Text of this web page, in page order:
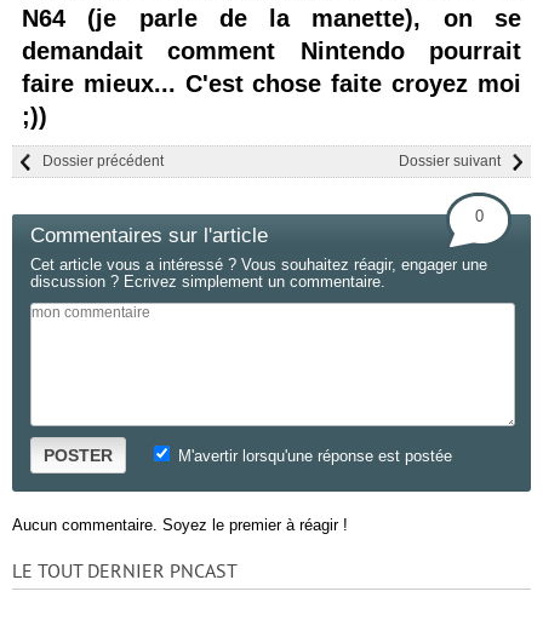
N64 (je parle de la manette), on se
demandait comment Nintendo pourrait
faire mieux... C'est chose faite croyez moi
;))
Dossier suivant
Dossier précédent
Commentaires sur l'article
0
Cet article vous a intéressé ? Vous souhaitez réagir, engager une
discussion ? Ecrivez simplement un commentaire.
POSTER M'avertir lorsqu'une réponse est postée
Aucun commentaire. Soyez le premier à réagir !
LE TOUT DERNIER PNCAST